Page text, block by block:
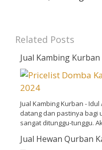
Related Posts
Jual Kambing Kurban
Jual Kambing Kurban -
datang dan pastinya bagi
sangat ditunggu-tunggu.
Jual Hewan Qurban